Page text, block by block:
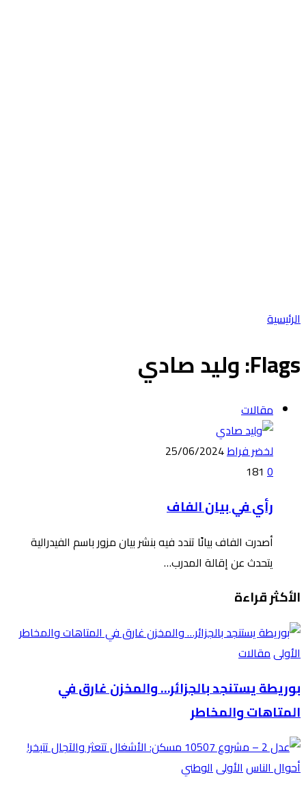
‫الرئيسية‬
Flags: وليد صادي
مقالات
لخضر فراط25/06/2024
0
181
رأي في بيان الفاف
أصدرت الفاف بيانًا تندد فيه بنشر بيان مزور باسم الفيدرالية
يتحدث عن إقالة المدرب…
الأكثر قراءة
الأولىمقالات
بوريطة يستنجد بالجزائر… والمخزن غارق في
المتاهات والمخاطر
أحوال الناسالأولىالوطني